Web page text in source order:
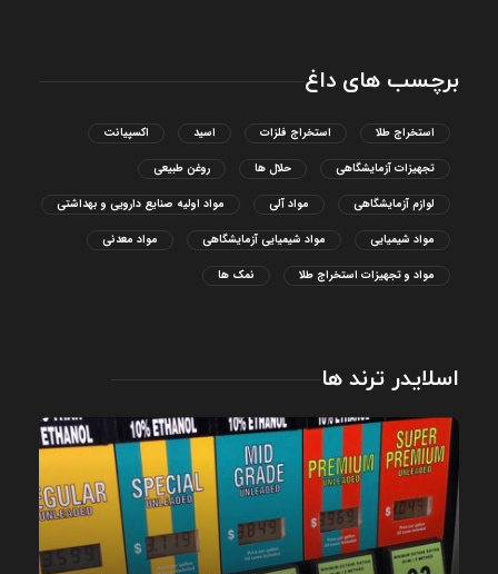
برچسب های داغ
استخراج طلا استخراج فلزات اسید اکسپیانت
تجهیزات آزمایشگاهی حلال ها روغن طبیعی
لوازم آزمایشگاهی مواد آلی مواد اولیه صنایع دارویی و بهداشتی
مواد شیمیایی مواد شیمیایی آزمایشگاهی مواد معدنی
مواد و تجهیزات استخراج طلا نمک ها
اسلایدر ترند ها